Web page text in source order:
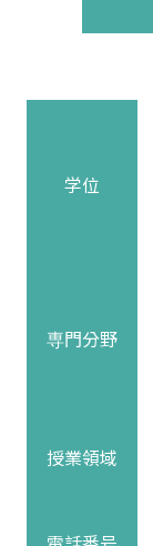
学位
専門分野
授業領域